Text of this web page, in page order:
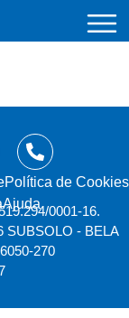
Política de Cookies
Ajuda 0001-16.
SUBSOLO - BELA
270